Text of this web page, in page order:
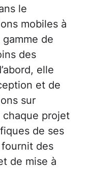
le
mobiles à
de
des
elle
et de
sur
chaque projet
de ses
fournit des
de mise à